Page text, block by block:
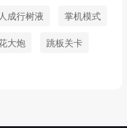
成行树液 掌机模式
大炮 跳板关卡